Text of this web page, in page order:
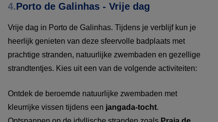
4.Porto de Galinhas - Vrije dag
Vrije dag in Porto de Galinhas. Tijdens je verblijf kun je
heerlijk genieten van deze sfeervolle badplaats met
prachtige stranden, natuurlijke zwembaden en gezellige
strandtentjes. Kies uit een van de volgende activiteiten:
Ontdek de beroemde natuurlijke zwembaden met
kleurrijke vissen tijdens een jangada-tocht.